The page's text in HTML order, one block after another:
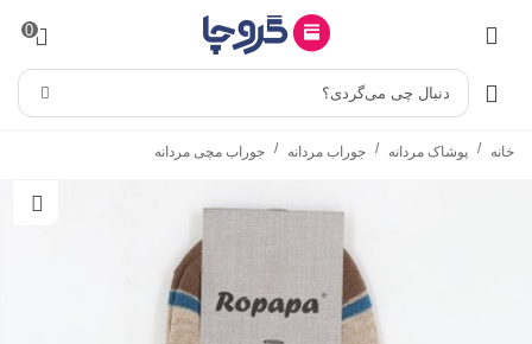
0
دنبال چی می‌گردی؟
خانه / پوشاک مردانه / جوراب مردانه / جوراب مچی مردانه